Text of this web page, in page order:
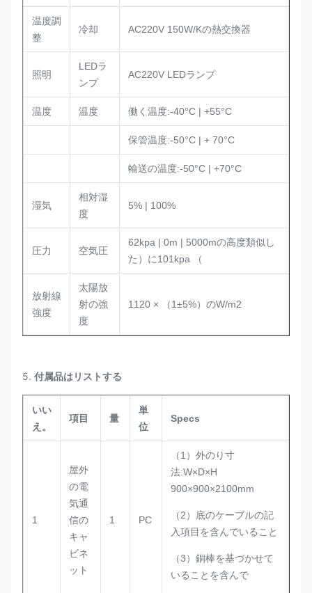
温度調
整
冷却 AC220V 150W/Kの熱交換器
照明
LEDラ
ンプ
AC220V LEDランプ
温度 温度 働く温度:-40°C | +55°C
保管温度:-50°C | + 70°C
輸送の温度:-50°C | +70°C
湿気
相対湿
度
5% | 100%
圧力 空気圧
62kpa | 0m | 5000mの高度類似し
た）に101kpa （
放射線
強度
太陽放
射の強
度
1120 × （1±5%）のW/m2
5. 付属品はリストする
いい
え。
項目 量
単
位
Specs
1
屋外
の電
気通
信の
キャ
ビネ
ット
1 PC
（1）外のり寸
法:W×D×H
900×900×2100mm
（2）底のケーブルの記
入項目を含んでいること
（3）銅棒を基づかせて
いることを含んで